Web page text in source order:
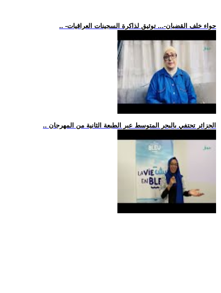
.. -حواء خلف القضبان-... توثيق لذاكرة السجينات العراقيات
.. الجزائر تحتفي بالبحر المتوسط عبر الطبعة الثانية من المهرجان